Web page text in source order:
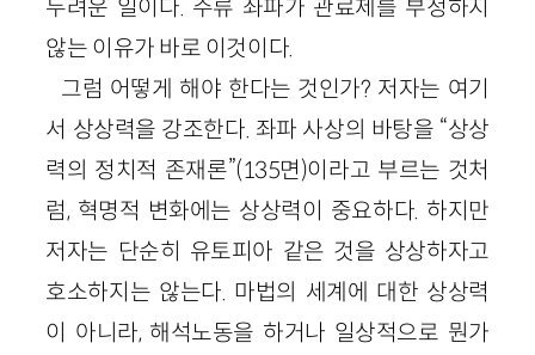
두려운 일이다. 주류 좌파가 관료제를 부정하지
않는 이유가 바로 이것이다.
그럼 어떻게 해야 한다는 것인가? 저자는 여기
서 상상력을 강조한다. 좌파 사상의 바탕을 “상상
력의 정치적 존재론”(135면)이라고 부르는 것처
럼, 혁명적 변화에는 상상력이 중요하다. 하지만
저자는 단순히 유토피아 같은 것을 상상하자고
호소하지는 않는다. 마법의 세계에 대한 상상력
이 아니라, 해석노동을 하거나 일상적으로 뭔가